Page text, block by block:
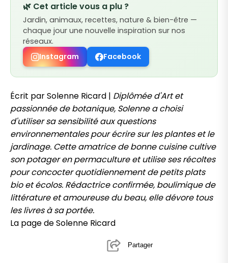
🌿 Cet article vous a plu ?
Jardin, animaux, recettes, nature & bien-être —
chaque jour une nouvelle inspiration sur nos
réseaux.
Instagram
Facebook
Écrit par Solenne Ricard | Diplômée d'Art et
passionnée de botanique, Solenne a choisi
d'utiliser sa sensibilité aux questions
environnementales pour écrire sur les plantes et le
jardinage. Cette amatrice de bonne cuisine cultive
son potager en permaculture et utilise ses récoltes
pour concocter quotidiennement de petits plats
bio et écolos. Rédactrice confirmée, boulimique de
littérature et amoureuse du beau, elle dévore tous
les livres à sa portée.
La page de Solenne Ricard
Partager